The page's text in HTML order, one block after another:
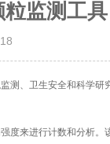
监测工具
、卫生安全和科学研
来进行计数和分析。